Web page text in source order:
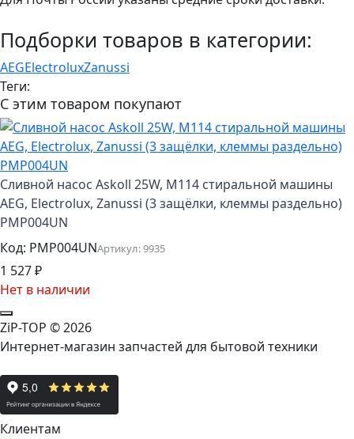
Подборки товаров в категории:
AEGElectroluxZanussi
Теги:
С этим товаром покупают
Сливной насос Askoll 25W, M114 стиральной машины
AEG, Electrolux, Zanussi (3 защёлки, клеммы раздельно)
PMP004UN
Код: PMP004UNАртикул:9935
1 527₽
Нет в наличии
ZiP-TOP © 2026
Интернет-магазин запчастей для бытовой техники
Клиентам